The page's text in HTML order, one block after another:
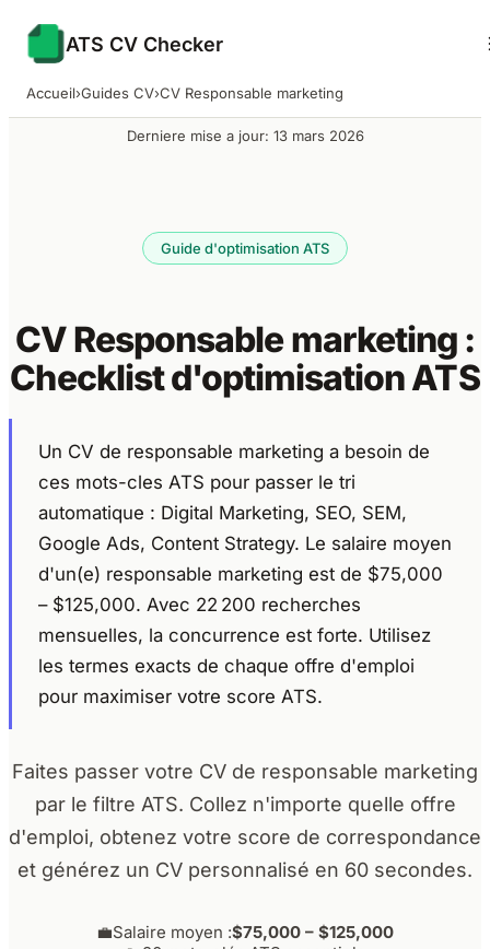
ATS CV Checker
Accueil›Guides CV›CV Responsable marketing
Derniere mise a jour: 13 mars 2026
Guide d'optimisation ATS
CV Responsable marketing :
Checklist d'optimisation ATS
Un CV de responsable marketing a besoin de
ces mots-cles ATS pour passer le tri
automatique : Digital Marketing, SEO, SEM,
Google Ads, Content Strategy. Le salaire moyen
d'un(e) responsable marketing est de $75,000
– $125,000. Avec 22 200 recherches
mensuelles, la concurrence est forte. Utilisez
les termes exacts de chaque offre d'emploi
pour maximiser votre score ATS.
Faites passer votre CV de responsable marketing
par le filtre ATS. Collez n'importe quelle offre
d'emploi, obtenez votre score de correspondance
et générez un CV personnalisé en 60 secondes.
💼Salaire moyen :$75,000 – $125,000